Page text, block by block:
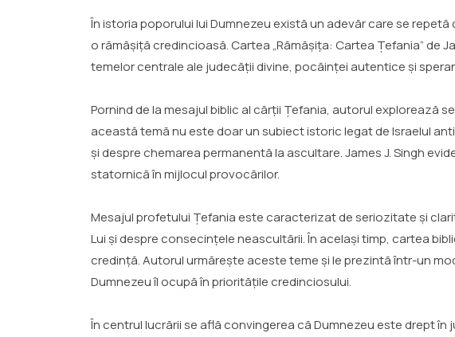
În istoria poporului lui Dumnezeu există un adevăr care se
o rămășiță credincioasă. Cartea „Rămășița: Cartea Țefania” de
temelor centrale ale judecății divine, pocăinței autentice și
Pornind de la mesajul biblic al cărții Țefania, autorul explorează
această temă nu este doar un subiect istoric legat de Israelul
și despre chemarea permanentă la ascultare. James J. Singh
statornică în mijlocul provocărilor.
Mesajul profetului Țefania este caracterizat de seriozitate și
Lui și despre consecințele neascultării. În același timp, cartea
credință. Autorul urmărește aceste teme și le prezintă într-un
Dumnezeu îl ocupă în prioritățile credinciosului.
În centrul lucrării se află convingerea că Dumnezeu este drept